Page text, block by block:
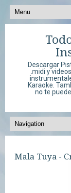
Descargar
.midi y
Karaoke.
no te
Mala Tuya -